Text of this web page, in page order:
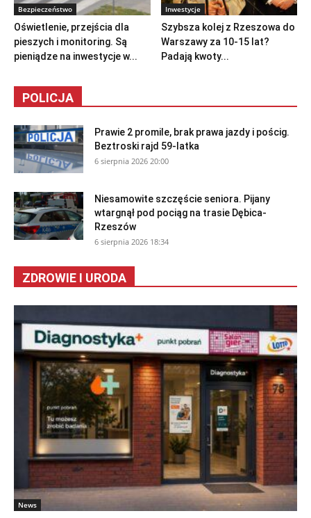
Bezpieczeństwo
Oświetlenie, przejścia dla
pieszych i monitoring. Są
pieniądze na inwestycje w...
Inwestycje
Szybsza kolej z Rzeszowa do
Warszawy za 10-15 lat?
Padają kwoty...
POLICJA
Prawie 2 promile, brak prawa jazdy i pościg.
Beztroski rajd 59-latka
6 sierpnia 2026 20:00
Niesamowite szczęście seniora. Pijany
wtargnął pod pociąg na trasie Dębica-
Rzeszów
6 sierpnia 2026 18:34
ZDROWIE I URODA
News